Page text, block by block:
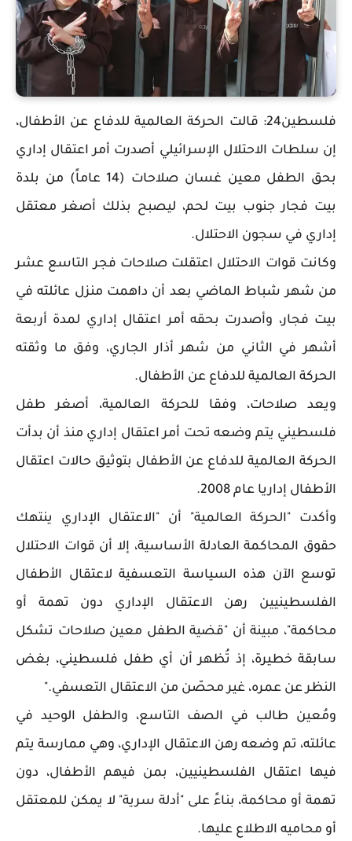
فلسطين24: قالت الحركة العالمية للدفاع عن الأطفال،
إن سلطات الاحتلال الإسرائيلي أصدرت أمر اعتقال إداري
بحق الطفل معين غسان صلاحات (14 عاماً) من بلدة
بيت فجار جنوب بيت لحم، ليصبح بذلك أصغر معتقل
إداري في سجون الاحتلال.
وكانت قوات الاحتلال اعتقلت صلاحات فجر التاسع عشر
من شهر شباط الماضي بعد أن داهمت منزل عائلته في
بيت فجار، وأصدرت بحقه أمر اعتقال إداري لمدة أربعة
أشهر في الثاني من شهر أذار الجاري، وفق ما وثقته
الحركة العالمية للدفاع عن الأطفال.
ويعد صلاحات، وفقا للحركة العالمية، أصغر طفل
فلسطيني يتم وضعه تحت أمر اعتقال إداري منذ أن بدأت
الحركة العالمية للدفاع عن الأطفال بتوثيق حالات اعتقال
الأطفال إداريا عام 2008.
وأكدت "الحركة العالمية" أن "الاعتقال الإداري ينتهك
حقوق المحاكمة العادلة الأساسية، إلا أن قوات الاحتلال
توسع الآن هذه السياسة التعسفية لاعتقال الأطفال
الفلسطينيين رهن الاعتقال الإداري دون تهمة أو
محاكمة"، مبينة أن "قضية الطفل معين صلاحات تشكل
سابقة خطيرة، إذ تُظهر أن أي طفل فلسطيني، بغض
النظر عن عمره، غير محصّن من الاعتقال التعسفي."
ومُعين طالب في الصف التاسع، والطفل الوحيد في
عائلته، تم وضعه رهن الاعتقال الإداري، وهي ممارسة يتم
فيها اعتقال الفلسطينيين، بمن فيهم الأطفال، دون
تهمة أو محاكمة، بناءً على "أدلة سرية" لا يمكن للمعتقل
أو محاميه الاطلاع عليها.